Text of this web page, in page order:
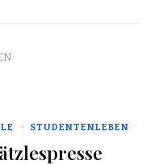
STUDENTENLEBEN